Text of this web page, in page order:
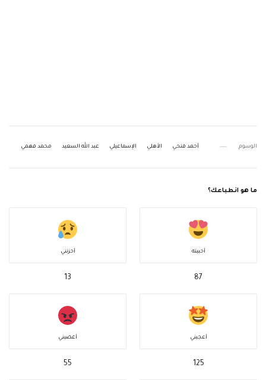
الوسوم أحمد فتحي الأهلي الإسماعيلي عبد الله السعيد محمد فهمي
ما هو انطباعك؟
أحببته
87
أحزنني
13
أعجبني
125
أغضبني
55